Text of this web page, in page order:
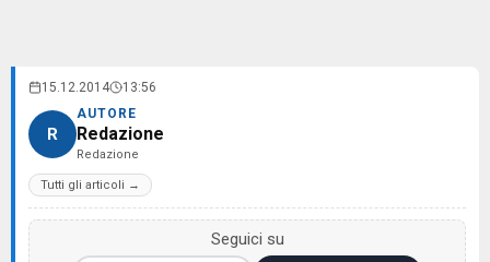
15.12.2014 13:56
R
AUTORE
Redazione
Redazione
Tutti gli articoli →
Seguici su